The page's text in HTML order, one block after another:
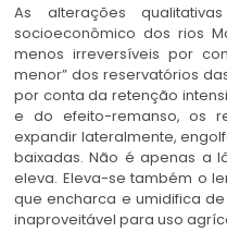
As alterações
socioeconômico dos rios
menos irreversíveis por
menor” dos reservatórios
por conta da retenção
e do efeito-remanso, os
expandir lateralmente,
baixadas. Não é apenas a
eleva. Eleva-se também o
que encharca e umidifica
inaproveitável para uso